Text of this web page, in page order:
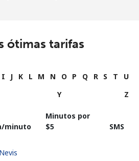
ótimas tarifas
I J K L M N O P Q R S T
U
Y Z
minuto
Minutos por
⁦$5⁩
SMS